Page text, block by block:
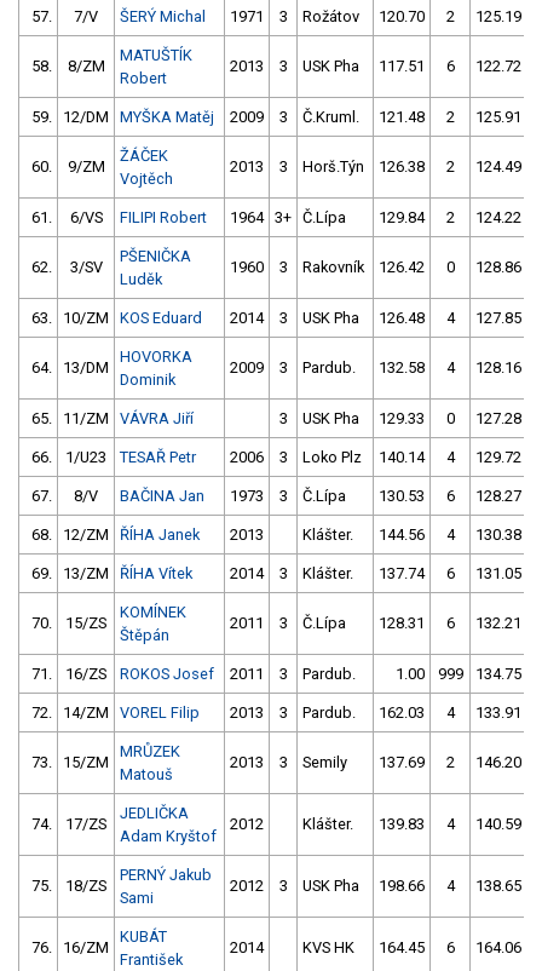
57. 7/V ŠERÝ Michal 1971 3 Rožátov 120.70 2 125.19
58. 8/ZM
MATUŠTÍK
Robert
2013 3 USK Pha 117.51 6 122.72
59. 12/DM MYŠKA Matěj 2009 3 Č.Kruml. 121.48 2 125.91
60. 9/ZM
ŽÁČEK
Vojtěch
2013 3 Horš.Týn 126.38 2 124.49
61. 6/VS FILIPI Robert 1964 3+ Č.Lípa 129.84 2 124.22
62. 3/SV
PŠENIČKA
Luděk
1960 3 Rakovník 126.42 0 128.86
63. 10/ZM KOS Eduard 2014 3 USK Pha 126.48 4 127.85
64. 13/DM
HOVORKA
Dominik
2009 3 Pardub. 132.58 4 128.16
65. 11/ZM VÁVRA Jiří 3 USK Pha 129.33 0 127.28
66. 1/U23 TESAŘ Petr 2006 3 Loko Plz 140.14 4 129.72
67. 8/V BAČINA Jan 1973 3 Č.Lípa 130.53 6 128.27
68. 12/ZM ŘÍHA Janek 2013 Klášter. 144.56 4 130.38
69. 13/ZM ŘÍHA Vítek 2014 3 Klášter. 137.74 6 131.05
70. 15/ZS
KOMÍNEK
Štěpán
2011 3 Č.Lípa 128.31 6 132.21
71. 16/ZS ROKOS Josef 2011 3 Pardub. 1.00 999 134.75
72. 14/ZM VOREL Filip 2013 3 Pardub. 162.03 4 133.91
73. 15/ZM
MRŮZEK
Matouš
2013 3 Semily 137.69 2 146.20
74. 17/ZS
JEDLIČKA
Adam Kryštof
2012 Klášter. 139.83 4 140.59
75. 18/ZS
PERNÝ Jakub
Sami
2012 3 USK Pha 198.66 4 138.65
76. 16/ZM
KUBÁT
František
2014 KVS HK 164.45 6 164.06